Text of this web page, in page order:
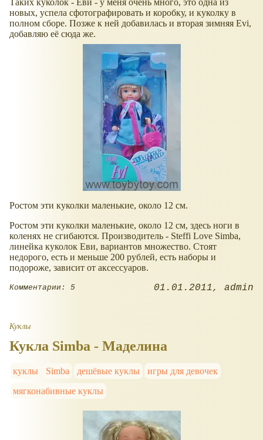
новых, успела сфотографировать и коробку, и куколку в
полном сборе. Позже к ней добавилась и вторая зимняя Evi,
добавляю её сюда же.
Ростом эти куколки маленькие, около 12 см.
Ростом эти куколки маленькие, около 12 см, здесь ноги в
коленях не сгибаются. Производитель - Steffi Love Simba,
линейка куколок Еви, вариантов множество. Стоят
недорого, есть и меньше 200 рублей, есть наборы и
подороже, зависит от аксессуаров.
Комментарии: 5 01.01.2011 admin
Куклы
Кукла Simba - Маделина
куклы Simba дешёвые куклы
игры для девочек
мягконабивные куклы